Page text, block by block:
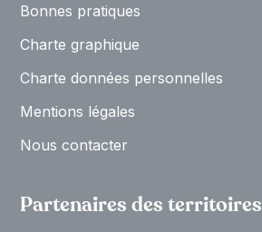
Bonnes pratiques
Charte graphique
Charte données personnelles
Mentions légales
Nous contacter
Partenaires des territoires